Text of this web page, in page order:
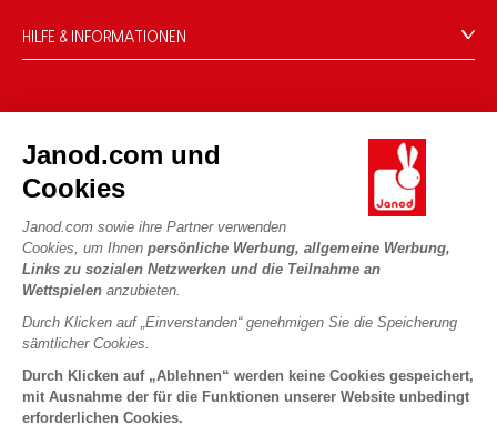
Janod.com und
Cookies
Janod.com sowie ihre Partner verwenden
Cookies, um Ihnen persönliche Werbung, allgemeine Werbung,
Links zu sozialen Netzwerken und die Teilnahme an
Wettspielen anzubieten.
Durch Klicken auf „Einverstanden“ genehmigen Sie die Speicherung
sämtlicher Cookies.
Durch Klicken auf „Ablehnen“ werden keine Cookies gespeichert,
mit Ausnahme der für die Funktionen unserer Website unbedingt
erforderlichen Cookies.
HILFE & INFORMATIONEN
FAQ
Kontakt
Händler
Persönliche daten
Cookies
Nutzungsbedingungen #YesJanod
Die Geschichte
Unsere Expertise
CSR-Verpflichtungen
Was ist FSC®?
UNSERE LEISTUNGEN
Sicheres Bezahlen
Lieferbedingungen
Spielregeln und Anleitungen
Lose Stücke
Kinderaktivitäten zum Download
PROFESSIONAL
Pressekontakte